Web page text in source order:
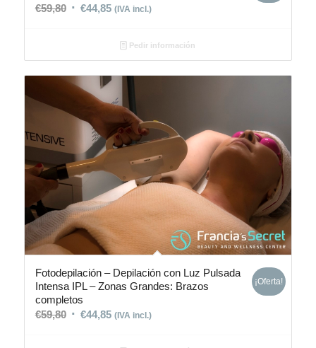
€59,80 €44,85 (IVA incl.)
Pedir información
Fotodepilación – Depilación con Luz Pulsada
Intensa IPL – Zonas Grandes: Brazos
completos
€59,80 €44,85 (IVA incl.)
¡Oferta!